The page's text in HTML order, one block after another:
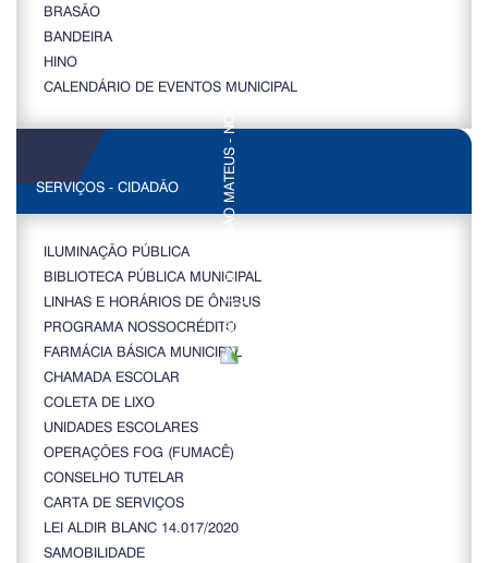
BRASÃO
BANDEIRA
HINO
CALENDÁRIO DE EVENTOS MUNICIPAL
SERVIÇOS - CIDADÃO
ILUMINAÇÃO PÚBLICA
BIBLIOTECA PÚBLICA MUNICIPAL
LINHAS E HORÁRIOS DE ÔNIBUS
PROGRAMA NOSSOCRÉDITO
FARMÁCIA BÁSICA MUNICIPAL
CHAMADA ESCOLAR
COLETA DE LIXO
UNIDADES ESCOLARES
OPERAÇÕES FOG (FUMACÊ)
CONSELHO TUTELAR
CARTA DE SERVIÇOS
LEI ALDIR BLANC 14.017/2020
SAMOBILIDADE